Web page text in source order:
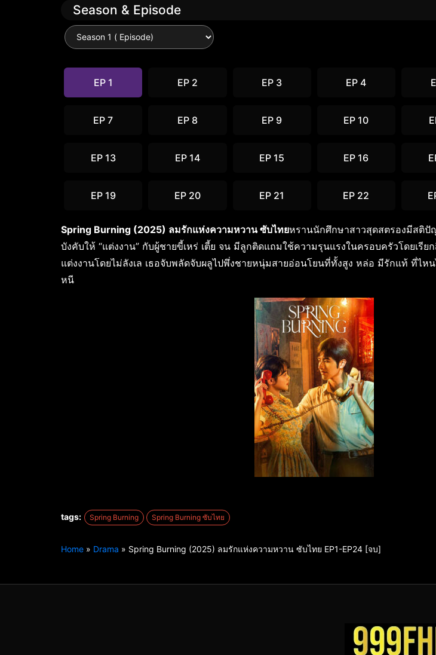
Season & Episode
EP 1 EP 2 EP 3 EP 4
EP 7 EP 8 EP 9 EP 10
EP 13 EP 14 EP 15 EP 16
EP 19 EP 20 EP 21 EP 22
Spring Burning (2025) ลมรักแห่งความหวาน ซับไทยหรานนักศึกษาสาวสุดสตรองมีสติ
บังคับให้ “แต่งงาน” กับผู้ชายขี้เหร่ เตี้ย จน มีลูกติดแถมใช้ความรุนแรงในครอบครัวโดยเรี
แต่งงานโดยไม่ลังเล เธอจับพลัดจับผลูไปพึ่งชายหนุ่มสายอ่อนโยนที่ทั้งสูง หล่อ มีรักแท้ ที่ไหน
หนี
tags: Spring Burning Spring Burning ซับไทย
Home » Drama » Spring Burning (2025) ลมรักแห่งความหวาน ซับไทย EP1-EP24 [จบ]